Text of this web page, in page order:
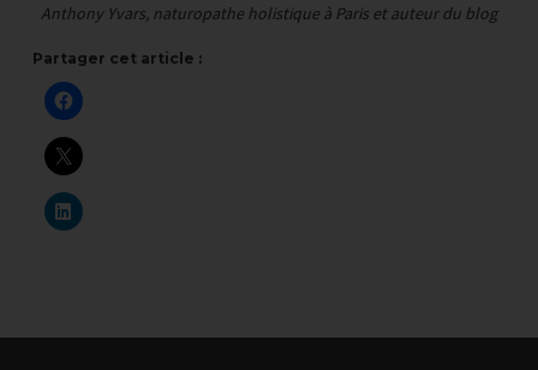
Anthony Yvars, naturopathe holistique à Paris et auteur du blog
Partager cet article :